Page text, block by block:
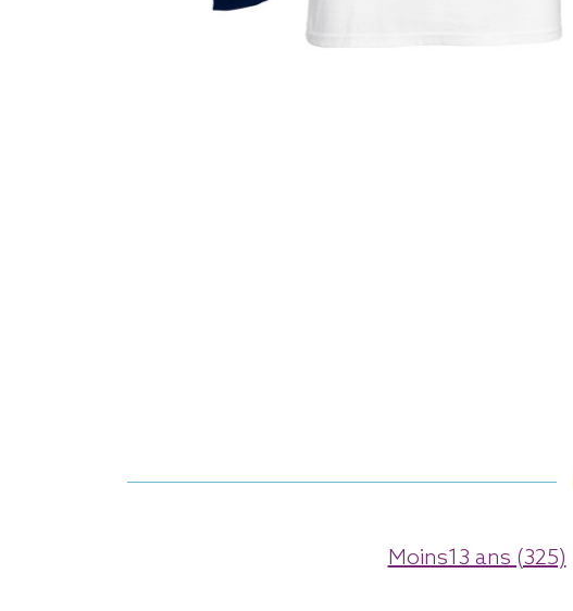
Moins13 ans (325)